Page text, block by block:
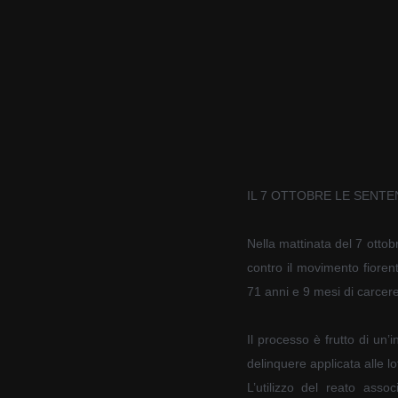
IL 7 OTTOBRE LE
Nella mattinata del 7
contro il movimento
71 anni e 9 mesi di
Il processo è frutto di
delinquere applicata alle
L’utilizzo del reato